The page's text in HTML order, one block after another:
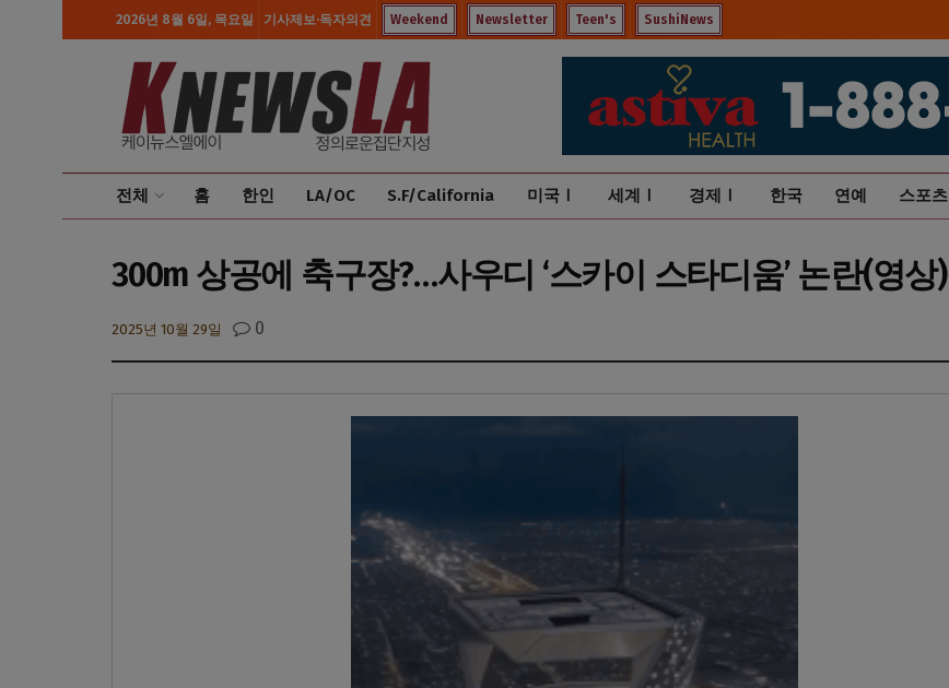
2026년 8월 6일, 목요일 기사제보·독자의견 Weekend Newsletter Teen's SushiNews
전체 홈 한인 LA/OC S.F/California 미국Ⅰ 세계Ⅰ 경제Ⅰ 한국 연예 스포츠
300m 상공에 축구장?…사우디 ‘스카이 스타디움’ 논란(영상)
2025년 10월 29일 0